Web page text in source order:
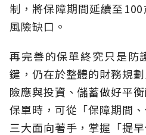
制，將保障期間延續至
風險缺口。
再完善的保單終究只是防
鍵，仍在於整體的財務規劃
險應與投資、儲蓄做好平
保單時，可從「保障期間
三大面向著手，掌握「提